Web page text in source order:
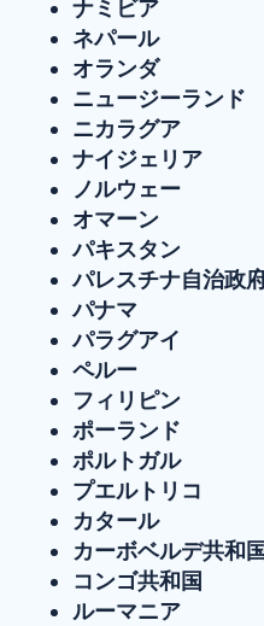
ナミビア
ネパール
オランダ
ニュージーランド
ニカラグア
ナイジェリア
ノルウェー
オマーン
パキスタン
パレスチナ自治政
パナマ
パラグアイ
ペルー
フィリピン
ポーランド
ポルトガル
プエルトリコ
カタール
カーボベルデ共和
コンゴ共和国
ルーマニア